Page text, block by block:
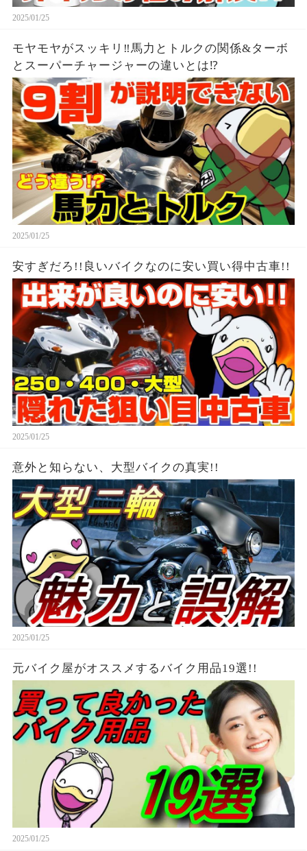
2025/01/25
モヤモヤがスッキリ‼︎馬力とトルクの関係&ターボ
とスーパーチャージャーの違いとは⁉︎
2025/01/25
安すぎだろ!!良いバイクなのに安い買い得中古車!!
2025/01/25
意外と知らない、大型バイクの真実!!
2025/01/25
元バイク屋がオススメするバイク用品19選!!
2025/01/25